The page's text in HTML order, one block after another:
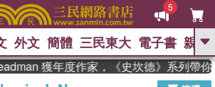
5
GO
外文 簡體 三民東大 電子書 親子
獲年度作家，《史坎德》系列帶你